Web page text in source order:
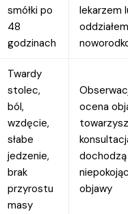
smółki po
48
godzinach
lekarzem
oddziałem
Twardy
stolec,
ból,
wzdęcie,
słabe
jedzenie,
brak
przyrostu
masy
ocena
dochodzą
objawy